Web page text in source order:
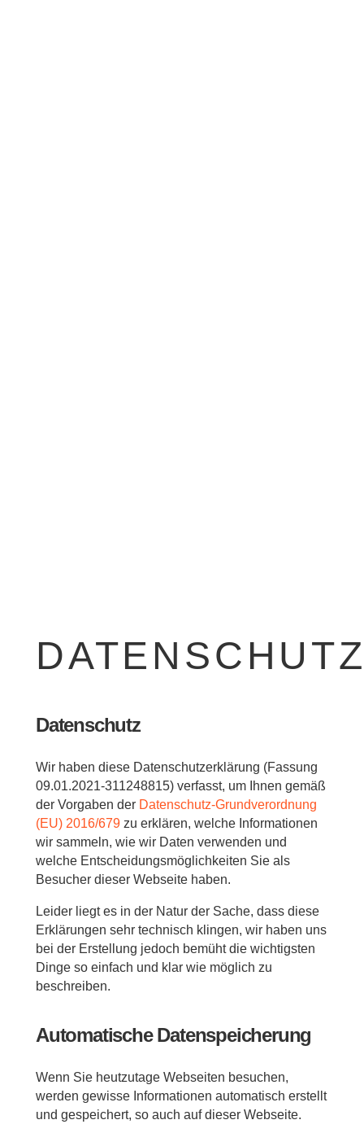
Datenschutz
Wir haben diese Datenschutzerklärung (Fassung
09.01.2021-311248815) verfasst, um Ihnen gemäß
der Vorgaben der Datenschutz-Grundverordnung
(EU) 2016/679 zu erklären, welche Informationen
wir sammeln, wie wir Daten verwenden und
welche Entscheidungsmöglichkeiten Sie als
Besucher dieser Webseite haben.
Leider liegt es in der Natur der Sache, dass diese
Erklärungen sehr technisch klingen, wir haben uns
bei der Erstellung jedoch bemüht die wichtigsten
Dinge so einfach und klar wie möglich zu
beschreiben.
Automatische Datenspeicherung
Wenn Sie heutzutage Webseiten besuchen,
werden gewisse Informationen automatisch erstellt
und gespeichert, so auch auf dieser Webseite.